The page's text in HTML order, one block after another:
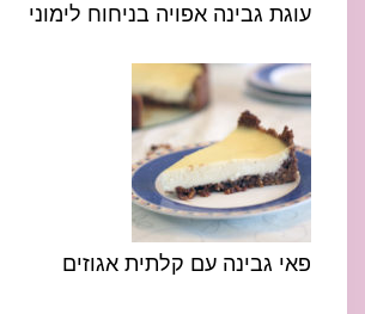
עוגת גבינה אפויה בניחוח לימוני
פאי גבינה עם קלתית אגוזים